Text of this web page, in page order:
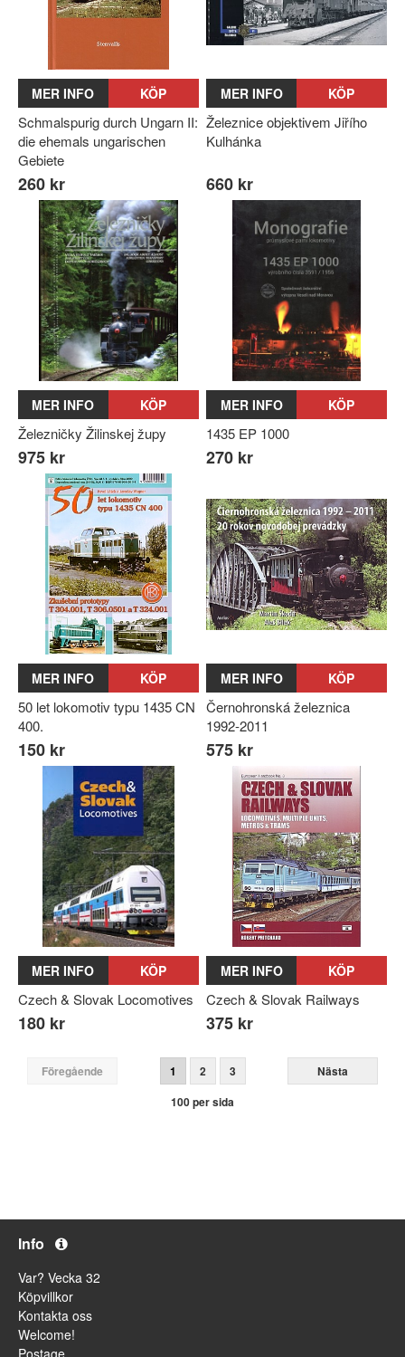
MER INFO KÖP
Schmalspurig durch Ungarn II:
die ehemals ungarischen
Gebiete
260 kr
MER INFO KÖP
Železnice objektivem Jiřího
Kulhánka
660 kr
MER INFO KÖP
Železničky Žilinskej župy
975 kr
MER INFO KÖP
1435 EP 1000
270 kr
MER INFO KÖP
50 let lokomotiv typu 1435 CN
400.
150 kr
MER INFO KÖP
Černohronská železnica
1992-2011
575 kr
MER INFO KÖP
Czech & Slovak Locomotives
180 kr
MER INFO KÖP
Czech & Slovak Railways
375 kr
Föregående 1 2 3
Nästa
100 per sida
Info
Var? Vecka 32
Köpvillkor
Kontakta oss
Welcome!